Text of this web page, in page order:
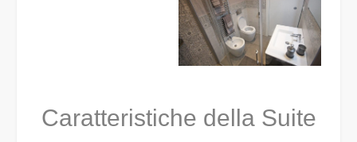
Caratteristiche della Suite